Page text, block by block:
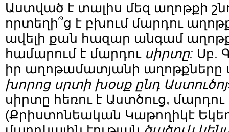
Աստված է տալիս մեզ աղոթքի
որտեղի՞ց է բխում մարդու
ավելի քան հազար անգամ
համարում է մարդու սիրտը: Սբ.
իր աղոթամատյանի աղոթքները
խորոց սրտի խօսք ընդ Աստուծոյ
սիրտը հեռու է Աստծուց, մարդու
(Քրիստոնեական Կաթողիկէ